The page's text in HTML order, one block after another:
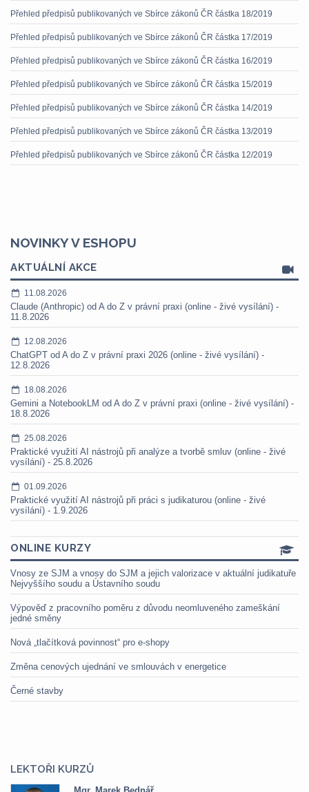
Přehled předpisů publikovaných ve Sbírce zákonů ČR částka 18/2019
Přehled předpisů publikovaných ve Sbírce zákonů ČR částka 17/2019
Přehled předpisů publikovaných ve Sbírce zákonů ČR částka 16/2019
Přehled předpisů publikovaných ve Sbírce zákonů ČR částka 15/2019
Přehled předpisů publikovaných ve Sbírce zákonů ČR částka 14/2019
Přehled předpisů publikovaných ve Sbírce zákonů ČR částka 13/2019
Přehled předpisů publikovaných ve Sbírce zákonů ČR částka 12/2019
NOVINKY V ESHOPU
AKTUÁLNÍ AKCE
11.08.2026
Claude (Anthropic) od A do Z v právní praxi (online - živé vysílání) -
11.8.2026
12.08.2026
ChatGPT od A do Z v právní praxi 2026 (online - živé vysílání) -
12.8.2026
18.08.2026
Gemini a NotebookLM od A do Z v právní praxi (online - živé vysílání) -
18.8.2026
25.08.2026
Praktické využití AI nástrojů při analýze a tvorbě smluv (online - živé
vysílání) - 25.8.2026
01.09.2026
Praktické využití AI nástrojů při práci s judikaturou (online - živé
vysílání) - 1.9.2026
ONLINE KURZY
Vnosy ze SJM a vnosy do SJM a jejich valorizace v aktuální judikatuře
Nejvyššího soudu a Ústavního soudu
Výpověď z pracovního poměru z důvodu neomluveného zameškání
jedné směny
Nová „tlačítková povinnost“ pro e-shopy
Změna cenových ujednání ve smlouvách v energetice
Černé stavby
LEKTOŘI KURZŮ